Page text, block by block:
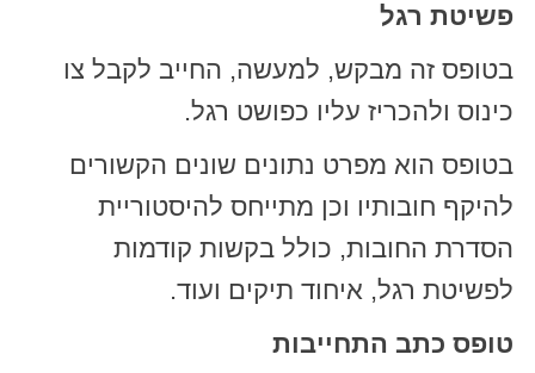
פשיטת רגל
בטופס זה מבקש, למעשה, החייב לקבל צו
כינוס ולהכריז עליו כפושט רגל.
בטופס הוא מפרט נתונים שונים הקשורים
להיקף חובותיו וכן מתייחס להיסטוריית
הסדרת החובות, כולל בקשות קודמות
לפשיטת רגל, איחוד תיקים ועוד.
טופס כתב התחייבות